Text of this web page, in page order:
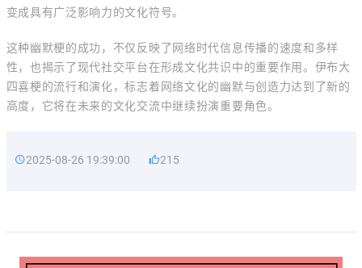
变成具有广泛影响力的文化符号。
这种幽默梗的成功，不仅反映了网络时代信息传播的速度和多样
性，也揭示了现代社交平台在形成文化共识中的重要作用。伊布大
四喜梗的流行和演化，标志着网络文化的幽默与创造力达到了新的
高度，它将在未来的文化交流中继续扮演重要角色。
2025-08-26 19:39:00 215